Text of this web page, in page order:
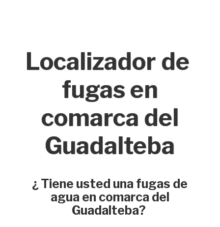
Localizador de
fugas en
comarca del
Guadalteba
¿ Tiene usted una fugas de
agua en comarca del
Guadalteba?